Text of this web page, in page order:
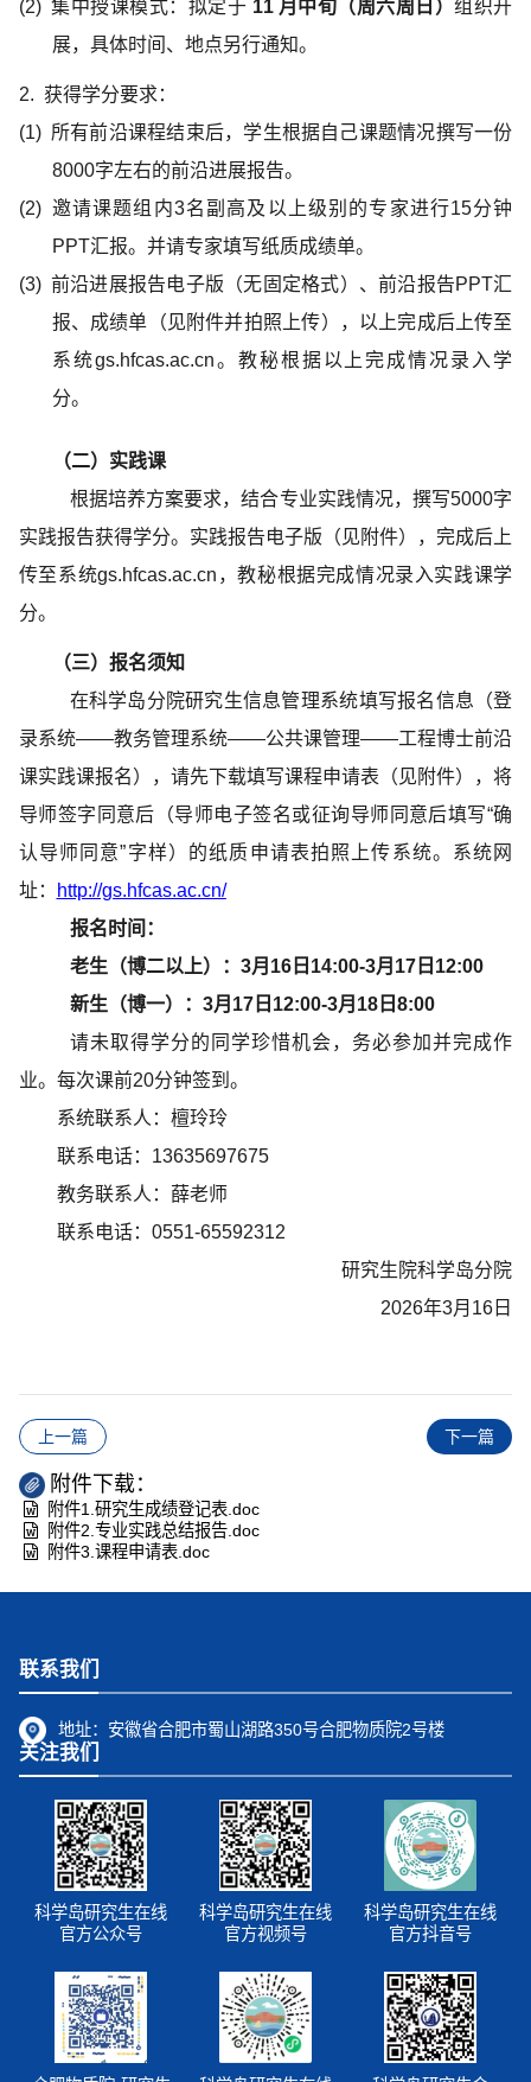
(2) 集中授课模式：拟定于 11 月 中旬 （周六周日）组织开
展，具体时间、地点另行通知。
2. 获得学分要求：
(1) 所有前沿课程结束后，学生根据自己课题情况撰写一份
8000字左右的前沿进展报告。
(2) 邀请课题组内3名副高及以上级别的专家进行15分钟
PPT汇报。并请专家填写纸质成绩单。
(3) 前沿进展报告电子版（无固定格式）、前沿报告PPT汇
报、成绩单（见附件并拍照上传），以上完成后上传至
系统gs.hfcas.ac.cn。教秘根据以上完成情况录入学
分。
（二） 实践课
根据培养方案要求，结合专业实践情况，撰写5000字
实践报告获得学分。实践报告电子版（见附件），完成后上
传至系统gs.hfcas.ac.cn，教秘根据完成情况录入实践课学
分。
（三） 报名须知
在科学岛分院研究生信息管理系统填写报名信息（登
录系统——教务管理系统——公共课管理——工程博士前沿
课实践课报名），请先下载填写课程申请表（见附件），将
导师签字同意后（导师电子签名或征询导师同意后填写“确
认导师同意”字样）的纸质申请表拍照上传系统。系统网
址：
http://gs.hfcas.ac.cn/
报名时间：
老生（博二以上）：3月 16日 14:00-3月 17日 12:00
新生（博一）：3月 17日 12:00-3月 18日 8:00
请未取得学分的同学珍惜机会，务必参加并完成作
业。每次课前20分钟签到。
系统联系人：檀玲玲
联系电话：13635697675
教务联系人：薛老师
联系电话：0551-65592312
研究生院科学岛分院
2026年3月16日
上一篇 下一篇
附件下载：
附件1.研究生成绩登记表.doc
附件2.专业实践总结报告.doc
附件3.课程申请表.doc
联系我们
地址： 安徽省合肥市蜀山湖路350号合肥物质院2号楼
关注我们
科学岛研究生在线
官方公众号
科学岛研究生在线
官方视频号
科学岛研究生在线
官方抖音号